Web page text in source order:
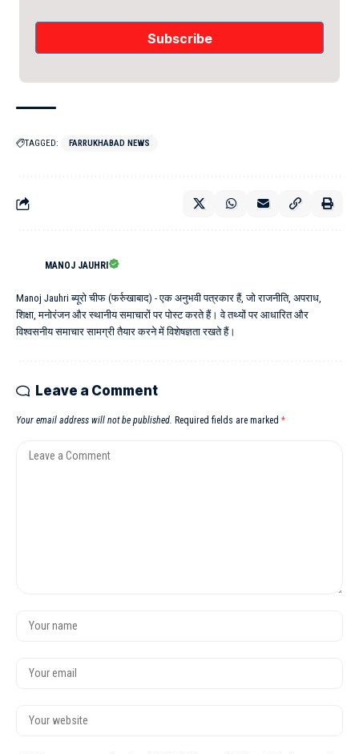
TAGGED: FARRUKHABAD NEWS
MANOJ JAUHRI
Manoj Jauhri ब्यूरो चीफ (फर्रुखाबाद) - एक अनुभवी पत्रकार हैं, जो राजनीति, अपराध,
शिक्षा, मनोरंजन और स्थानीय समाचारों पर पोस्ट करते हैं। वे तथ्यों पर आधारित और
विश्वसनीय समाचार सामग्री तैयार करने में विशेषज्ञता रखते हैं।
Leave a Comment
Your email address will not be published. Required fields are marked *